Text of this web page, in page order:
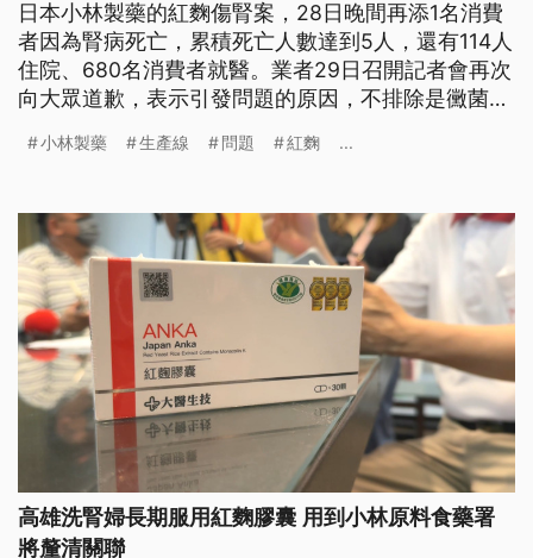
日本小林製藥的紅麴傷腎案，28日晚間再添1名消費
者因為腎病死亡，累積死亡人數達到5人，還有114人
住院、680名消費者就醫。業者29日召開記者會再次
向大眾道歉，表示引發問題的原因，不排除是黴菌生
青黴菌中生成的高毒性化合物軟毛青黴，但仍無法確
小林製藥 生產線 問題 紅麴 ...
高雄洗腎婦長期服用紅麴膠囊 用到小林原料食藥署
將釐清關聯